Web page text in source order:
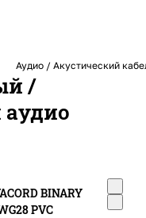
Аудио / Акустический
/
BINARY
PVC